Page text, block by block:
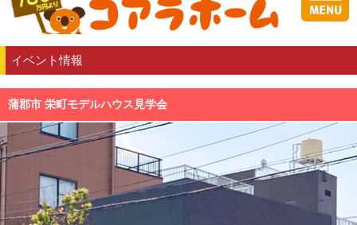
イベント情報
蒲郡市 栄町モデルハウス見学会